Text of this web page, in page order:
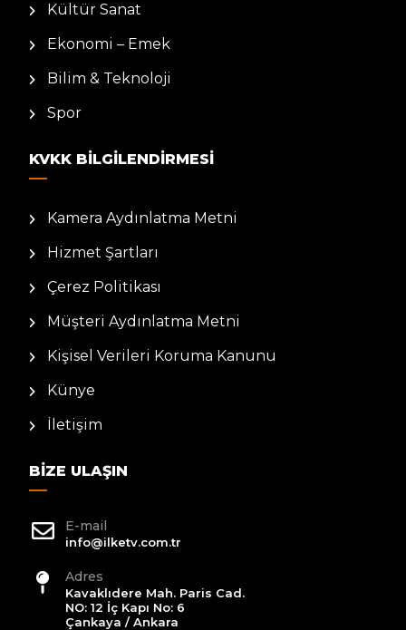
Kültür Sanat
Ekonomi – Emek
Bilim & Teknoloji
Spor
KVKK BILGILENDIRMESI
Kamera Aydınlatma Metni
Hizmet Şartları
Çerez Politikası
Müşteri Aydınlatma Metni
Kişisel Verileri Koruma Kanunu
Künye
İletişim
BIZE ULAŞIN
E-mail
info@ilketv.com.tr
Adres
Kavaklıdere Mah. Paris Cad.
NO: 12 İç Kapı No: 6
Çankaya / Ankara